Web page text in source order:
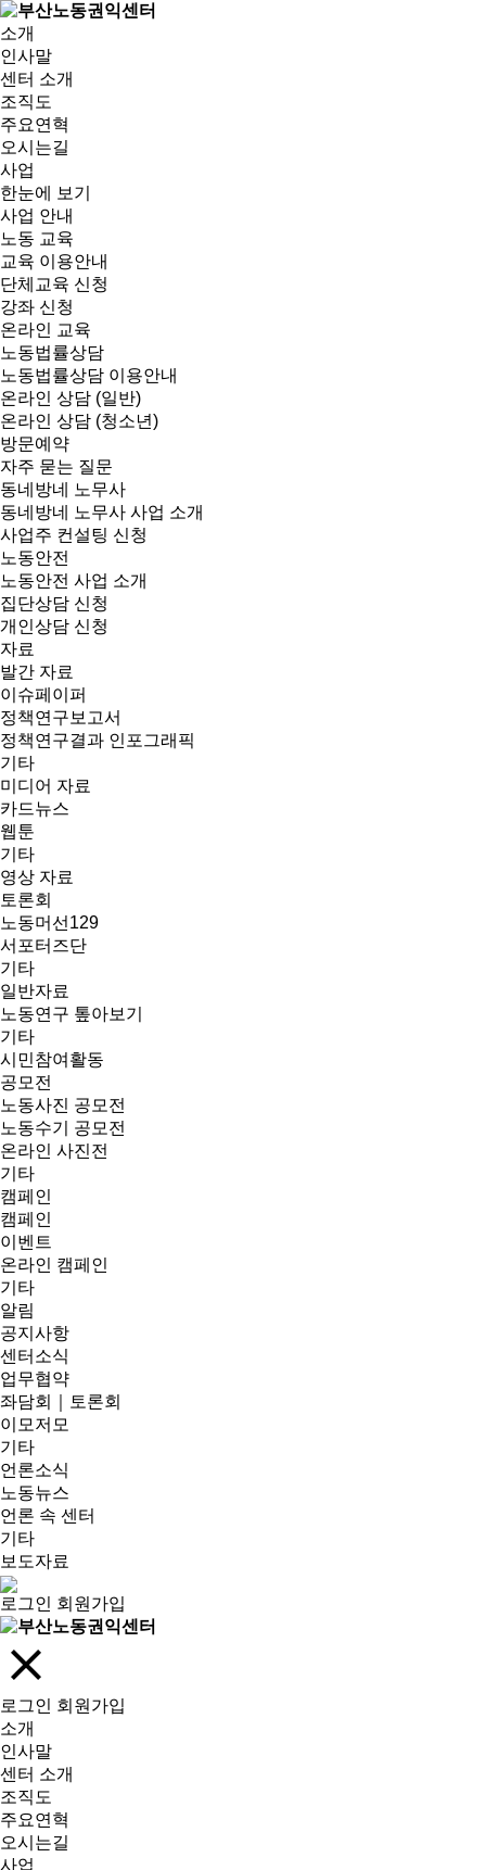
소개
인사말
센터 소개
조직도
주요연혁
오시는길
사업
한눈에 보기
사업 안내
노동 교육
교육 이용안내
단체교육 신청
강좌 신청
온라인 교육
노동법률상담
노동법률상담 이용안내
온라인 상담 (일반)
온라인 상담 (청소년)
방문예약
자주 묻는 질문
동네방네 노무사
동네방네 노무사 사업 소개
사업주 컨설팅 신청
노동안전
노동안전 사업 소개
집단상담 신청
개인상담 신청
자료
발간 자료
이슈페이퍼
정책연구보고서
정책연구결과 인포그래픽
기타
미디어 자료
카드뉴스
웹툰
기타
영상 자료
토론회
노동머선129
서포터즈단
기타
일반자료
노동연구 톺아보기
기타
시민참여활동
공모전
노동사진 공모전
노동수기 공모전
온라인 사진전
기타
캠페인
캠페인
이벤트
온라인 캠페인
기타
알림
공지사항
센터소식
업무협약
좌담회｜토론회
이모저모
기타
언론소식
노동뉴스
언론 속 센터
기타
보도자료
로그인 회원가입
로그인 회원가입
소개
인사말
센터 소개
조직도
주요연혁
오시는길
사업